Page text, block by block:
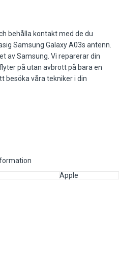
behålla kontakt med de du
Samsung Galaxy A03s antenn.
av Samsung. Vi reparerar din
på utan avbrott på bara en
besöka våra tekniker i din
Apple